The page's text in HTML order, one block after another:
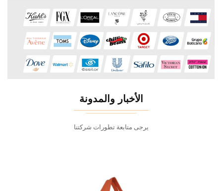
الأخبار والمدونة
يرجى متابعة تطورات شركتنا